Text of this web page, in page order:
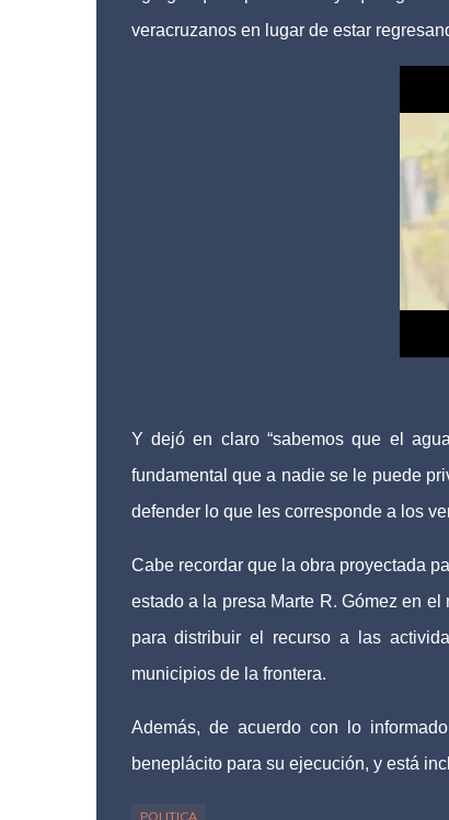
veracruzanos en lugar de estar
Y dejó en claro “sabemos que el
fundamental que a nadie se le puede
defender lo que les corresponde a los
Cabe recordar que la obra proyectada
estado a la presa Marte R. Gómez en
para distribuir el recurso a las
municipios de la frontera.
Además, de acuerdo con lo
beneplácito para su ejecución, y está
POLITICA